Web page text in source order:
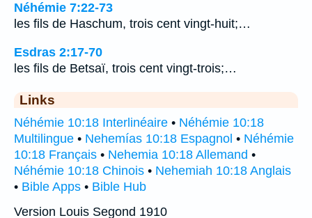
Néhémie 7:22-73
les fils de Haschum, trois cent vingt-huit;…
Esdras 2:17-70
les fils de Betsaï, trois cent vingt-trois;…
Links
Néhémie 10:18 Interlinéaire • Néhémie 10:18
Multilingue • Nehemías 10:18 Espagnol • Néhémie
10:18 Français • Nehemia 10:18 Allemand •
Néhémie 10:18 Chinois • Nehemiah 10:18 Anglais
• Bible Apps • Bible Hub
Version Louis Segond 1910